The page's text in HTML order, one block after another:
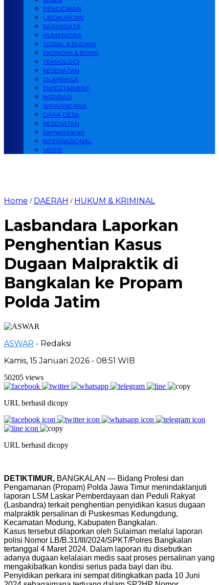
PENDIDIKAN
LINGKUNGAN
PARIWISATA
HUMANIORA
SOSIAL & BUDAYA
EKONOMI & BISNIS
TEKNOLOGI
KESEHATAN
OLAHRAGA
ENTERTAIMENT
INSPIRASI
WAWANCARA
DANA DESA
KESEHATAN
Pemerintahan
INTERNASIONAL
VIDEO
Home / DAERAH / HUKUM & KRIMINAL
Lasbandara Laporkan
Penghentian Kasus
Dugaan Malpraktik di
Bangkalan ke Propam
Polda Jatim
ASWAR - Redaksi
Kamis, 15 Januari 2026 - 08:51 WIB
50205 views
URL berhasil dicopy
URL berhasil dicopy
DETIKTIMUR, BANGKALAN — Bidang Profesi dan
Pengamanan (Propam) Polda Jawa Timur menindaklanjuti
laporan LSM Laskar Pemberdayaan dan Peduli Rakyat
(Lasbandra) terkait penghentian penyidikan kasus dugaan
malpraktik persalinan di Puskesmas Kedungdung,
Kecamatan Modung, Kabupaten Bangkalan.
Kasus tersebut dilaporkan oleh Sulaiman melalui laporan
polisi Nomor LB/B.31/III/2024/SPKT/Polres Bangkalan
tertanggal 4 Maret 2024. Dalam laporan itu disebutkan
adanya dugaan kelalaian medis saat proses persalinan yang
mengakibatkan kondisi serius pada bayi dan ibu.
Penyidikan perkara ini sempat ditingkatkan pada 10 Juni